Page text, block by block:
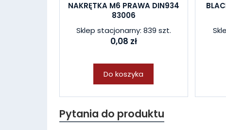
NAKRĘTKA M6 PRAWA DIN934
83006
Sklep stacjonarny: 839 szt.
0,08 zł
Do koszyka
Pytania do produktu